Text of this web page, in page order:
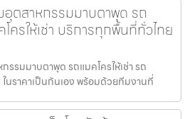
ตสาหกรรมมาบตาพุด รถ
ครให้เช่า บริการทุกพื้นที่ทั่วไทย
รมมาบตาพุด รถแมคโครให้เช่า รถ
นราคาเป็นกันเอง พร้อมด้วยทีมงานที่